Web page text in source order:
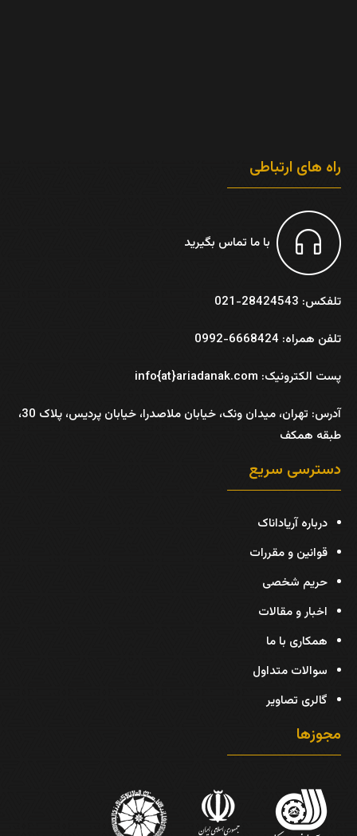
راه های ارتباطی
با ما تماس بگیرید
تلفکس: 28424543-021
تلفن همراه: 6668424-0992
پست الکترونیک: info{at}ariadanak.com
آدرس:
تهران، میدان ونک، خیابان ملاصدرا، خیابان پردیس، پلاک 30،
طبقه همکف
دسترسی سریع
درباره آریاداناک
قوانین و مقررات
حریم شخصی
اخبار و مقالات
همکاری با ما
سوالات متداول
گالری تصاویر
مجوزها